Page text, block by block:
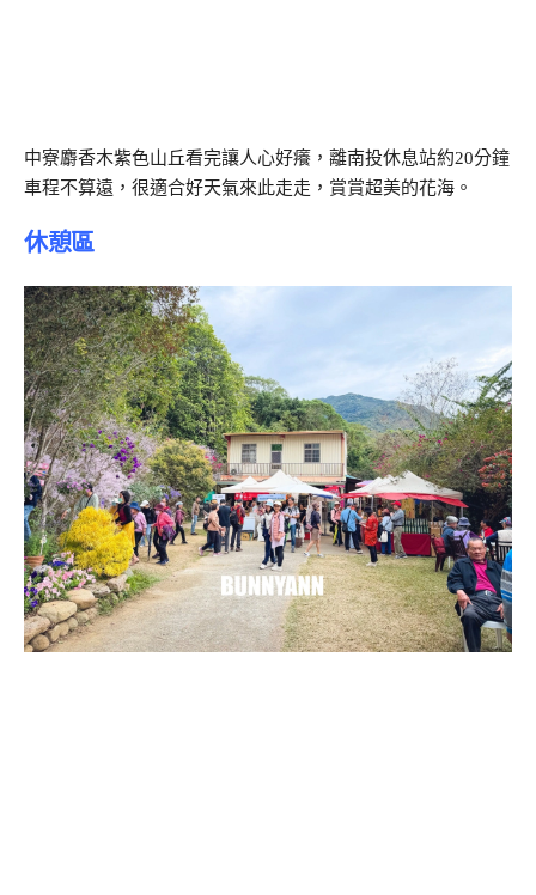
中寮麝香木紫色山丘看完讓人心好癢，離南投休息站約20分鐘
車程不算遠，很適合好天氣來此走走，賞賞超美的花海。
休憩區